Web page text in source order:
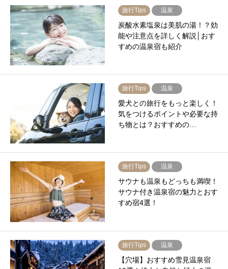
旅行Tips 温泉
炭酸水素塩泉は美肌の湯！？効
能や注意点を詳しく解説│おす
すめの温泉宿も紹介
旅行Tips 温泉
愛犬との旅行をもっと楽しく！
気をつけるポイントや必要な持
ち物とは？おすすめの…
旅行Tips 温泉
サウナも温泉もどっちも満喫！
サウナ付き温泉宿の魅力とおす
すめ宿4選！
旅行Tips 温泉
【穴場】おすすめ雪見温泉宿